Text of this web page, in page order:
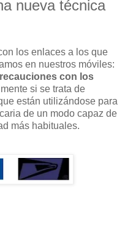
nueva técnica
los enlaces a los que
en nuestros móviles:
con los
si se trata de
están utilizándose para
de un modo capaz de
más habituales.